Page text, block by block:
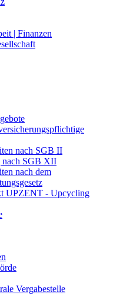
| Finanzen
nach SGB II
nach SGB XII
nach dem
UPZENT - Upcycling
Vergabestelle